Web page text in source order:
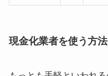
現金化業者を使う方法